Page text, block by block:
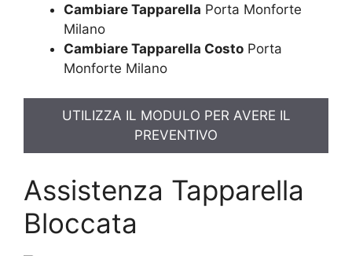
Cambiare Tapparella Porta Monforte
Milano
Cambiare Tapparella Costo Porta
Monforte Milano
UTILIZZA IL MODULO PER AVERE IL
PREVENTIVO
Assistenza Tapparella
Bloccata